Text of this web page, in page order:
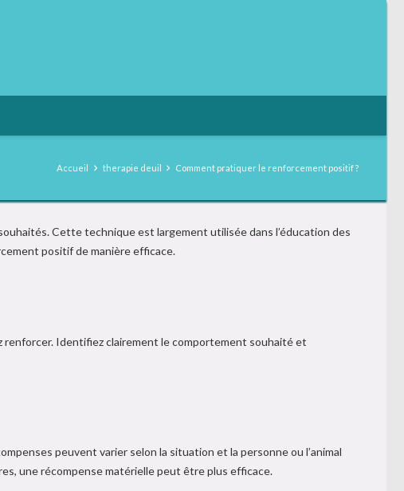
Accueil therapie deuil Comment pratiquer le renforcement positif ?
Cette technique est largement utilisée dans l’éducation des
positif de manière efficace.
Identifiez clairement le comportement souhaité et
peuvent varier selon la situation et la personne ou l’animal
une récompense matérielle peut être plus efficace.